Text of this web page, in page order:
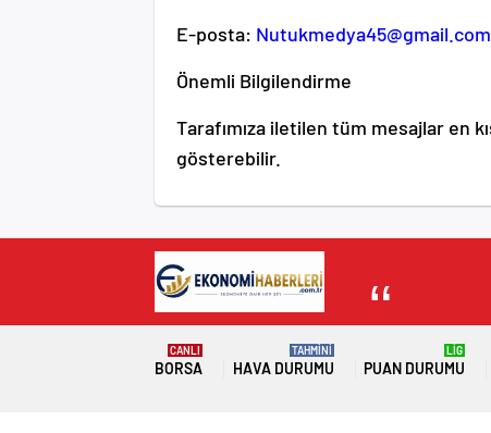
E-posta: Nutukmedya45@gmail.com
Önemli Bilgilendirme
Tarafımıza iletilen tüm mesajlar en
gösterebilir.
BORSA
CANLI
HAVA DURUMU
TAHMİNİ
PUAN DURUMU
LİG